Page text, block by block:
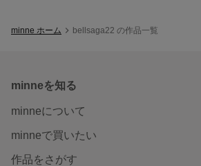
minne ホーム bellsaga22 の作品一覧
minneを知る
minneについて
minneで買いたい
作品をさがす